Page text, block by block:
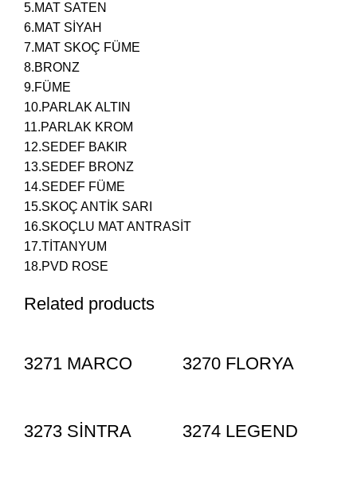
5.MAT SATEN
6.MAT SİYAH
7.MAT SKOÇ FÜME
8.BRONZ
9.FÜME
10.PARLAK ALTIN
11.PARLAK KROM
12.SEDEF BAKIR
13.SEDEF BRONZ
14.SEDEF FÜME
15.SKOÇ ANTİK SARI
16.SKOÇLU MAT ANTRASİT
17.TİTANYUM
18.PVD ROSE
Related products
3271 MARCO 3270 FLORYA
3273 SİNTRA 3274 LEGEND